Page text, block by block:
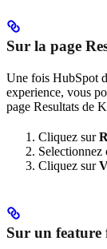
Sur la page
Une fois HubSpot
experience, vous
page Resultats de
Cliquez sur
Selectionnez
Cliquez sur
Sur un feature